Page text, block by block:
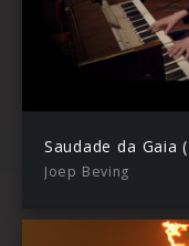
Joep Beving